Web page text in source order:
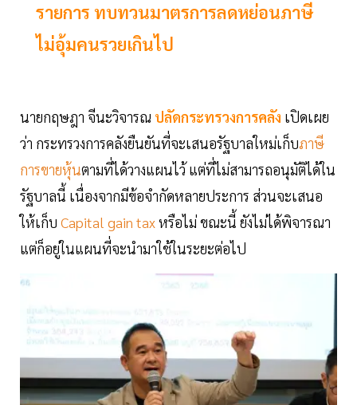
รายการ ทบทวนมาตรการลดหย่อนภาษี
ไม่อุ้มคนรวยเกินไป
นายกฤษฎา จีนะวิจารณ ปลัดกระทรวงการคลัง เปิดเผย
ว่า กระทรวงการคลังยืนยันที่จะเสนอรัฐบาลใหม่เก็บภาษี
การขายหุ้นตามที่ได้วางแผนไว้ แต่ที่ไม่สามารถอนุมัติได้ใน
รัฐบาลนี้ เนื่องจากมีข้อจำกัดหลายประการ ส่วนจะเสนอ
ให้เก็บ Capital gain taxหรือไม่ ขณะนี้ ยังไม่ได้พิจารณา
แต่ก็อยู่ในแผนที่จะนำมาใช้ในระยะต่อไป